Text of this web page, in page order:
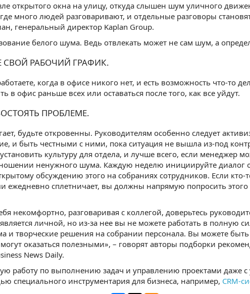
открытого окна на улицу, откуда слышен шум уличного
много людей разговаривают, и отдельные разговоры
генеральный директор Kaplan Group.
белого шума. Ведь отвлекать может не сам шум, а
СВОЙ РАБОЧИЙ ГРАФИК.
когда в офисе никого нет, и есть возможность что-то
в офис раньше всех или оставаться после того, как все уйдут.
ПРОБЛЕМЕ.
будьте откровенны. Руководителям особенно следует
и быть честными с ними, пока ситуация не вышла из-под
культуру для отдела, и лучше всего, если менеджер
ненужного шума. Каждую неделю инициируйте диалог
обсуждению этого на собраниях сотрудников. Если
ежедневно сплетничает, вы должны напрямую попросить
некомфортно, разговаривая с коллегой, доверьтесь
личной, но из-за нее вы не можете работать в полную
и творческие решения на собрании персонала. Вы можете
оказаться полезными», – говорят авторы подборки
News Daily.
работу по выполнению задач и управлению проектами даже с
специального инструментария для бизнеса, например, CRM-